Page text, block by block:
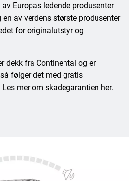
Europas ledende produsenter
en av verdens største produsenter
for originalutstyr og
dekk fra Continental og er
følger det med gratis
Les mer om skadegarantien her.